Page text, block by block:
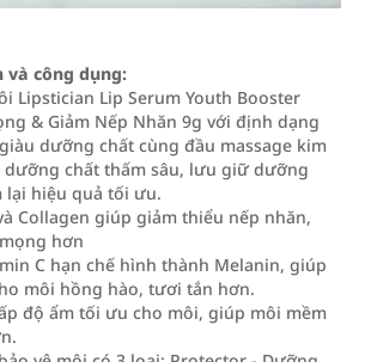
và công dụng:
Lipstician Lip Serum Youth Booster
& Giảm Nếp Nhăn 9g với định dạng
dưỡng chất cùng đầu massage kim
dưỡng chất thấm sâu, lưu giữ dưỡng
lại hiệu quả tối ưu.
Collagen giúp giảm thiểu nếp nhăn,
hơn
C hạn chế hình thành Melanin, giúp
môi hồng hào, tươi tắn hơn.
độ ẩm tối ưu cho môi, giúp môi mềm